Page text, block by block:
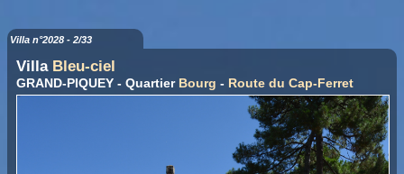
Villa n°2028 - 2/33
Villa Bleu-ciel
GRAND-PIQUEY - Quartier Bourg - Route du Cap-Ferret